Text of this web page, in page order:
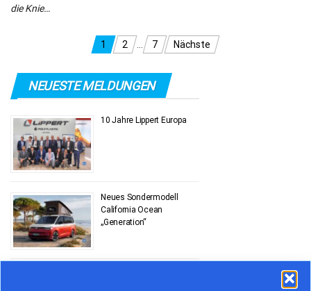
die Knie…
Seitennummerierung
der
Beiträge
1 2 … 7 Nächste
NEUESTE MELDUNGEN
10 Jahre Lippert Europa
Neues Sondermodell
California Ocean
„Generation“